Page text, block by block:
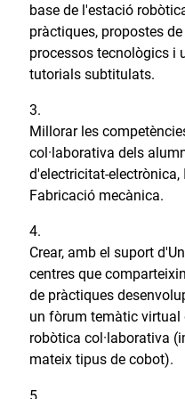
base de l'estació
pràctiques, propostes
processos tecnològics i
tutorials subtitulats.
Millorar les
col·laborativa dels
d'electricitat-
Fabricació mecànica.
Crear, amb el suport
centres que
de pràctiques
un fòrum temàtic virtual
robòtica col·laborativa
mateix tipus de cobot).